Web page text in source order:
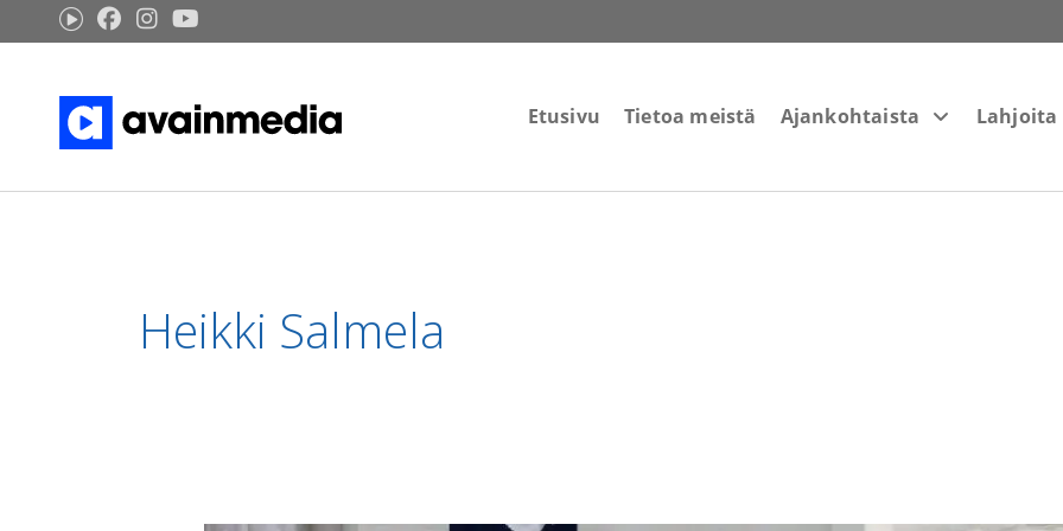
sisältöön
Etusivu Tietoa meistä Ajankohtaista Lahjoita
Heikki Salmela